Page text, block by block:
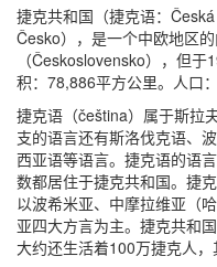
捷克共和国（捷克语：
Česko），是一个中欧地区
（Československo），但
积：78,886平方公里。人口
捷克语（čeština）属于斯拉
支的语言还有斯洛伐克语、
西亚语等语言。捷克语的语
数都居住于捷克共和国。捷
以波希米亚、中摩拉维亚（
亚四大方言为主。捷克共和
大约还生活着100万捷克人，